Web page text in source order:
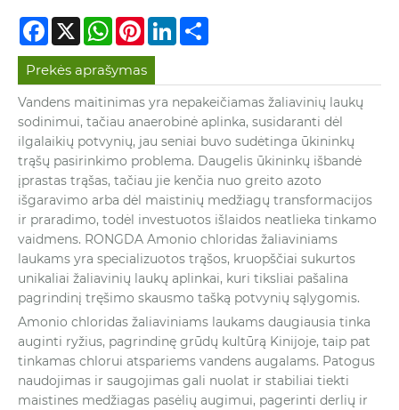
Facebook
X WhatsApp
PinterestLinkedIn
Prekės aprašymas
Vandens maitinimas yra nepakeičiamas žaliavinių laukų
sodinimui, tačiau anaerobinė aplinka, susidaranti dėl
ilgalaikių potvynių, jau seniai buvo sudėtinga ūkininkų
trąšų pasirinkimo problema. Daugelis ūkininkų išbandė
įprastas trąšas, tačiau jie kenčia nuo greito azoto
išgaravimo arba dėl maistinių medžiagų transformacijos
ir praradimo, todėl investuotos išlaidos neatlieka tinkamo
vaidmens. RONGDA Amonio chloridas žaliaviniams
laukams yra specializuotos trąšos, kruopščiai sukurtos
unikaliai žaliavinių laukų aplinkai, kuri tiksliai pašalina
pagrindinį tręšimo skausmo tašką potvynių sąlygomis.
Amonio chloridas žaliaviniams laukams daugiausia tinka
auginti ryžius, pagrindinę grūdų kultūrą Kinijoje, taip pat
tinkamas chlorui atspariems vandens augalams. Patogus
naudojimas ir saugojimas gali nuolat ir stabiliai tiekti
maistines medžiagas pasėlių augimui, pagerinti derlių ir